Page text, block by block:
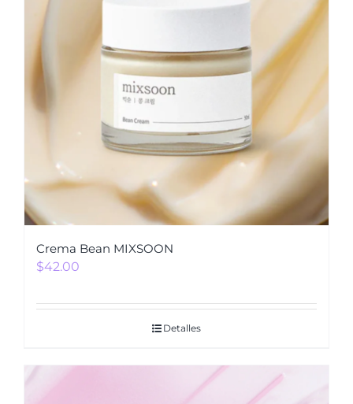
Crema Bean MIXSOON
$42.00
Detalles